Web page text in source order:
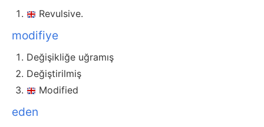
Revulsive.
modifiye
Değişikliğe uğramış
Değiştirilmiş
Modified
eden